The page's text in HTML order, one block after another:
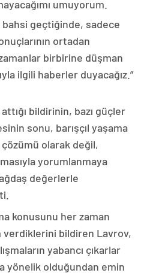
umuyorum.
bahsi geçtiğinde, sadece
ortadan
birbirine düşman
ilgili haberler duyacağız.”
bildirinin, bazı güçler
sonu, barışçıl yaşama
olarak değil,
yorumlanmaya
değerlerle
konusunu her zaman
verdiklerini bildiren Lavrov,
yabancı çıkarlar
yönelik olduğundan emin